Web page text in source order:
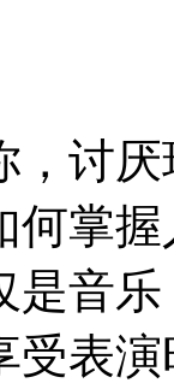
，讨
何掌
是音
受表